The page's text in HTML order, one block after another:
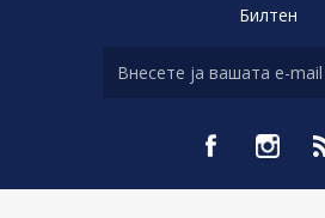
Билтен